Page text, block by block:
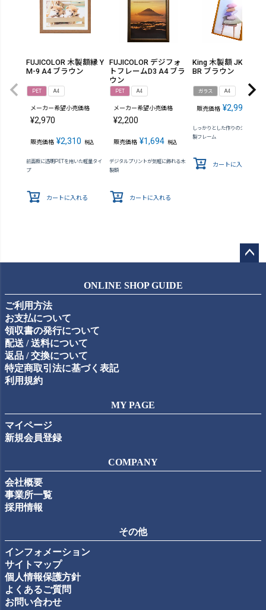
FUJICOLOR 木製額縁 Y
M-9 A4 ブラウン
PET A4
メーカー希望小売価格
¥2,970
販売価格 ¥2,310 税込
前面板に透明PETを用いた軽量タイ
プ
カートに入れる
FUJICOLOR デジフォ
トフレームD3 A4 ブラ
ウン
PET A4
メーカー希望小売価格
¥2,200
販売価格 ¥1,694 税込
デジタルプリントが気軽に飾れる木
製額
カートに入れる
King 木製額 JK101-
BR ブラウン
ガラス A4
販売価格 ¥2,992
しっかりとした作りのシンプルな
製フレーム
カートに入れる
ップ
ONLINE SHOP GUIDE
ご利用方法
お支払について
領収書の発行について
配送 / 送料について
返品 / 交換について
特定商取引法に基づく表記
利用規約
MY PAGE
マイページ
新規会員登録
COMPANY
会社概要
事業所一覧
採用情報
その他
インフォメーション
サイトマップ
個人情報保護方針
よくあるご質問
お問い合わせ